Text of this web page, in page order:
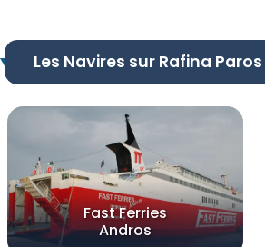
Les Navires sur Rafina Paros
Fast Ferries
Andros